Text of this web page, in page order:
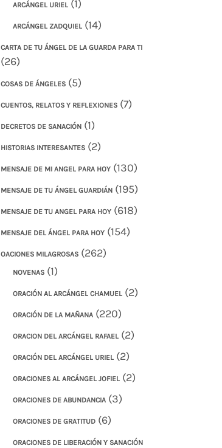
ARCÁNGEL URIEL(1)
ARCÁNGEL ZADQUIEL(14)
CARTA DE TU ÁNGEL DE LA GUARDA PARA TI
(26)
COSAS DE ÁNGELES(5)
CUENTOS, RELATOS Y REFLEXIONES(7)
DECRETOS DE SANACIÓN(1)
HISTORIAS INTERESANTES(2)
MENSAJE DE MI ANGEL PARA HOY(130)
MENSAJE DE TU ÁNGEL GUARDIÁN(195)
MENSAJE DE TU ANGEL PARA HOY(618)
MENSAJE DEL ÁNGEL PARA HOY(154)
OACIONES MILAGROSAS(262)
NOVENAS(1)
ORACIÓN AL ARCÁNGEL CHAMUEL(2)
ORACIÓN DE LA MAÑANA(220)
ORACION DEL ARCÁNGEL RAFAEL(2)
ORACIÓN DEL ARCÁNGEL URIEL(2)
ORACIONES AL ARCÁNGEL JOFIEL(2)
ORACIONES DE ABUNDANCIA(3)
ORACIONES DE GRATITUD(6)
ORACIONES DE LIBERACIÓN Y SANACIÓN